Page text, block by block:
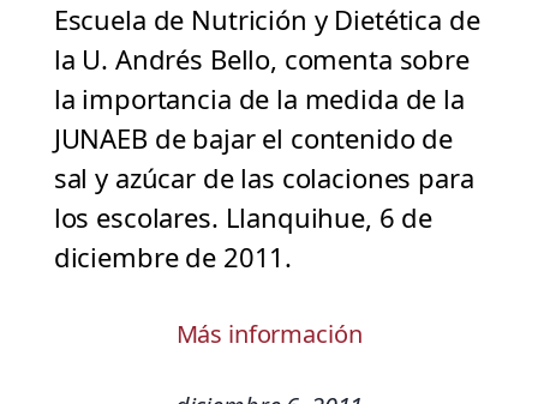
Escuela de Nutrición y Dietética de
la U. Andrés Bello, comenta sobre
la importancia de la medida de la
JUNAEB de bajar el contenido de
sal y azúcar de las colaciones para
los escolares. Llanquihue, 6 de
diciembre de 2011.
Más información